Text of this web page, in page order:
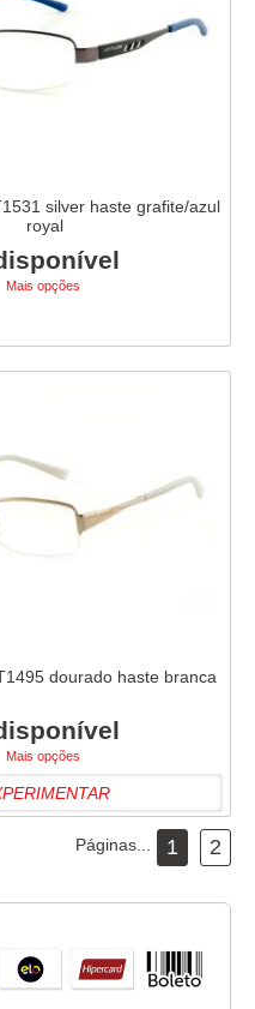
silver haste grafite/azul
royal
Mais opções
dourado haste branca
Mais opções
Páginas... 1 2